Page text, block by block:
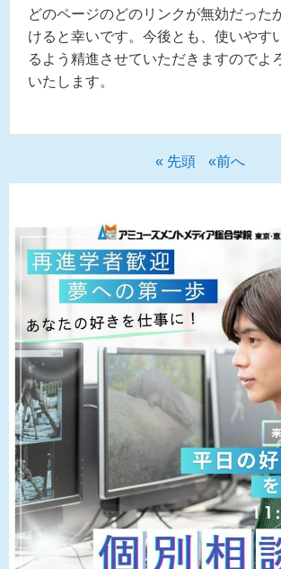
どのページのどのリンクが無効だった
けると幸いです。今後とも、使いやす
るよう精進させていただきますのでよ
いたします。
« 先頭 «